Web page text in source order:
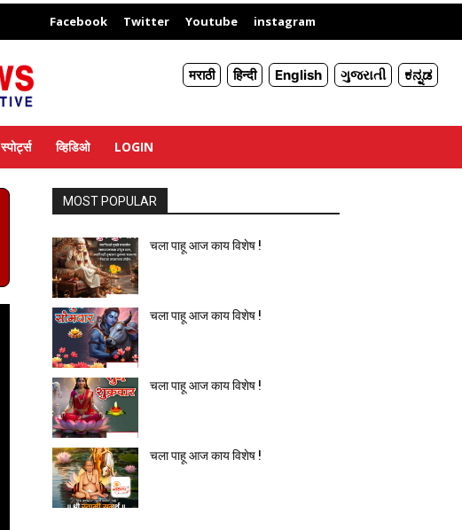
Facebook Twitter Youtube instagram
मराठी हिन्दी English ગુજરાતી ಕನ್ನಡ
स्पोर्ट्स व्हिडिओ LOGIN
MOST POPULAR
चला पाहू आज काय विशेष !
चला पाहू आज काय विशेष !
चला पाहू आज काय विशेष !
चला पाहू आज काय विशेष !